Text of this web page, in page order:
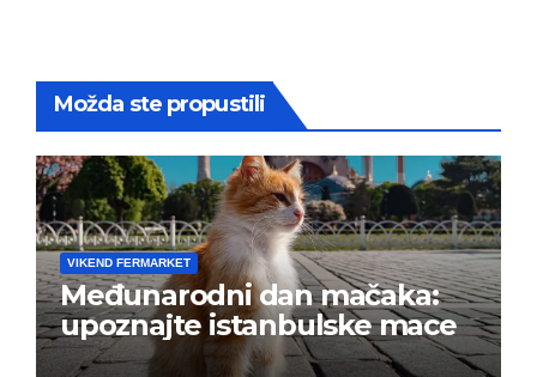
Možda ste propustili
VIKEND FERMARKET
Međunarodni dan mačaka:
upoznajte istanbulske mace